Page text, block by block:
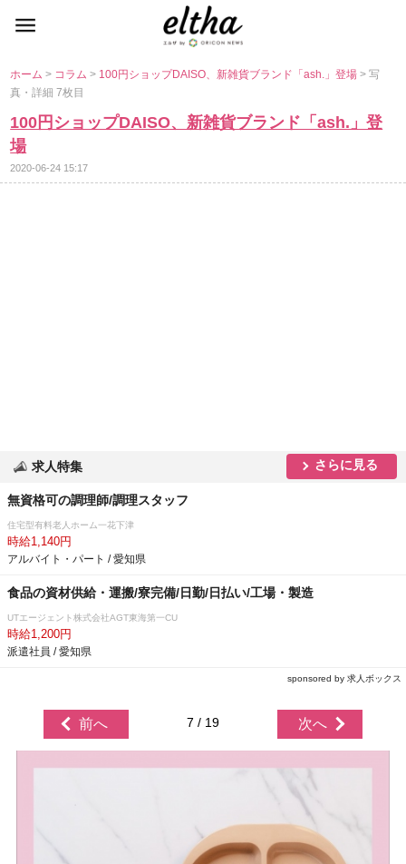
ホーム> コラム> 100円ショップDAISO、新雑貨ブランド「ash.」登場> 写
真・詳細 7枚目
100円ショップDAISO、新雑貨ブランド「ash.」登
場
2020-06-24 15:17
求人特集 さらに見る
無資格可の調理師/調理スタッフ
住宅型有料老人ホーム一花下津
時給1,140円
アルバイト・パート / 愛知県
食品の資材供給・運搬/寮完備/日勤/日払い/工場・製造
UTエージェント株式会社AGT東海第一CU
時給1,200円
派遣社員 / 愛知県
sponsored by 求人ボックス
前へ 7 / 19 次へ